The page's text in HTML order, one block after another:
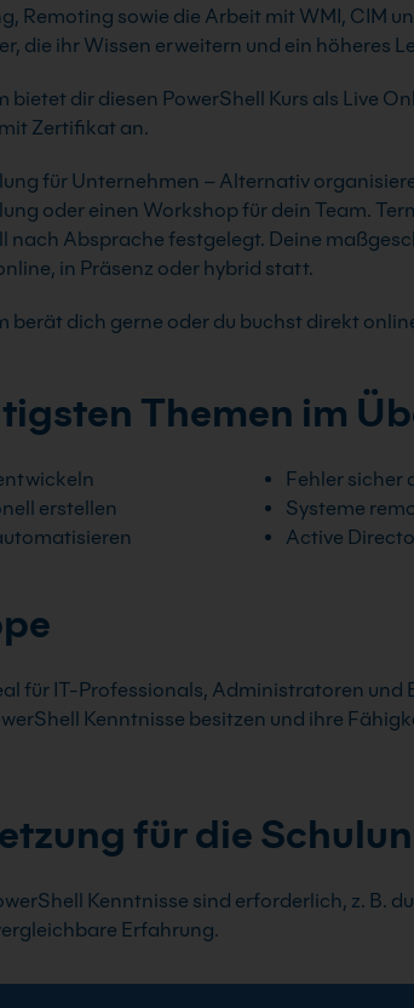
Remoting sowie die Arbeit mit WMI, CIM
die ihr Wissen erweitern und ein höheres
bietet dir diesen PowerShell Kurs als Live
Zertifikat an.
für Unternehmen – Alternativ
oder einen Workshop für dein Team.
nach Absprache festgelegt. Deine
in Präsenz oder hybrid statt.
berät dich gerne oder du buchst direkt
Themen im
erstellen
Fehler sicher
Systeme
Active
für IT-Professionals, Administratoren und
Kenntnisse besitzen und ihre
für die
Kenntnisse sind erforderlich, z. B.
Erfahrung.